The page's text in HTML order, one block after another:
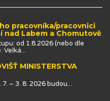
pracovníka/pracovnici
nad Labem a Chomutově
od 1.8.2026 (nebo dle
Velká...
MINISTERSTVA
– 3. 8. 2026 budou...